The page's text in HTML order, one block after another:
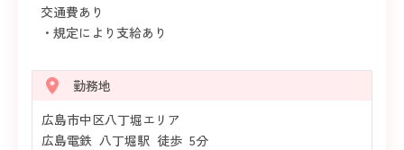
交通費あり
・規定により支給あり
勤務地
広島市中区八丁堀エリア
広島電鉄 八丁堀駅 徒歩 5分